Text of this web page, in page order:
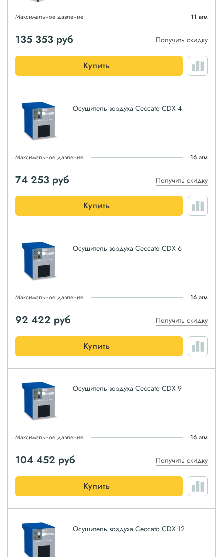
Максимальное давление 11 атм
135 353 руб Получить скидку
Купить
Осушитель воздуха Ceccato CDX 4
Максимальное давление 16 атм
74 253 руб Получить скидку
Купить
Осушитель воздуха Ceccato CDX 6
Максимальное давление 16 атм
92 422 руб Получить скидку
Купить
Осушитель воздуха Ceccato CDX 9
Максимальное давление 16 атм
104 452 руб Получить скидку
Купить
Осушитель воздуха Ceccato CDX 12